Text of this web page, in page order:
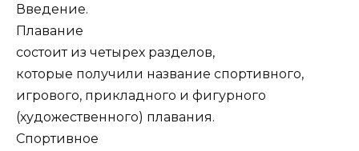
Введение.
Плавание
состоит из четырех разделов,
которые получили название спортивного,
игрового, прикладного и фигурного
(художественного) плавания.
Спортивное